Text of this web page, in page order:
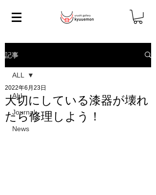
記事
ALL
Journal
News
ALL
大切にしている漆器が壊れ
たら修理しよう！
2022年6月23日